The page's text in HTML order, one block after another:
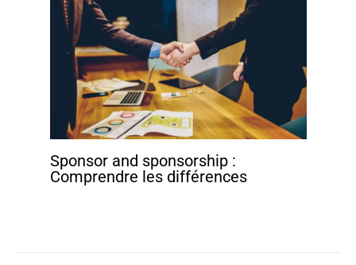
Sponsor and sponsorship :
Comprendre les différences